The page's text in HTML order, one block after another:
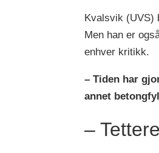
Kvalsvik (UVS)
Men han er
enhver kritikk.
– Tiden har
annet
–